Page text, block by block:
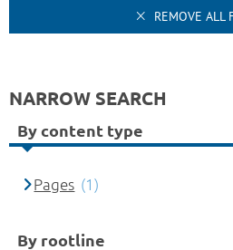
REMOVE ALL
NARROW SEARCH
By content type
Pages (1)
By rootline